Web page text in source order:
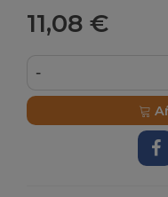
11,08 €
-